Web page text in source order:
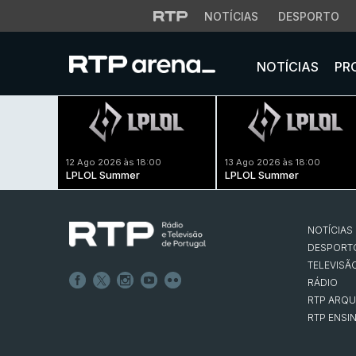
NOTÍCIAS DESPORTO
NOTÍCIAS
12 Ago 2026 às 18:00
LPLOL Summer
13 Ago 2026 às 18:00
LPLOL Summer
NOTÍCIAS
RÁDIO
RTP
RTP